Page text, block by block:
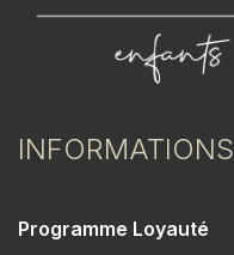
INFORMATIONS
Programme Loyauté